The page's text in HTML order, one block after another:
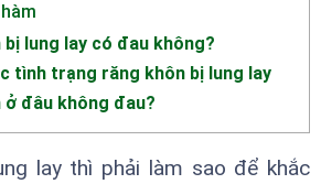
lung lay có đau không?
tình trạng răng khôn bị lung lay
ở đâu không đau?